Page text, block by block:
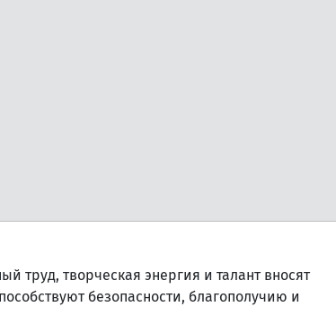
труд, творческая энергия и талант вносят
безопасности, благополучию и